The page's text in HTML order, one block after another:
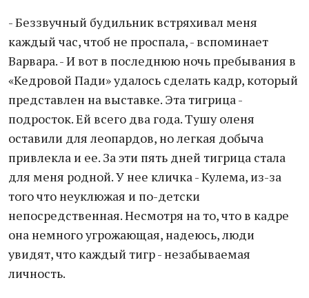
- Беззвучный будильник встряхивал меня
каждый час, чтоб не проспала, - вспоминает
Варвара. - И вот в последнюю ночь пребывания в
«Кедровой Пади» удалось сделать кадр, который
представлен на выставке. Эта тигрица -
подросток. Ей всего два года. Тушу оленя
оставили для леопардов, но легкая добыча
привлекла и ее. За эти пять дней тигрица стала
для меня родной. У нее кличка - Кулема, из-за
того что неуклюжая и по-детски
непосредственная. Несмотря на то, что в кадре
она немного угрожающая, надеюсь, люди
увидят, что каждый тигр - незабываемая
личность.